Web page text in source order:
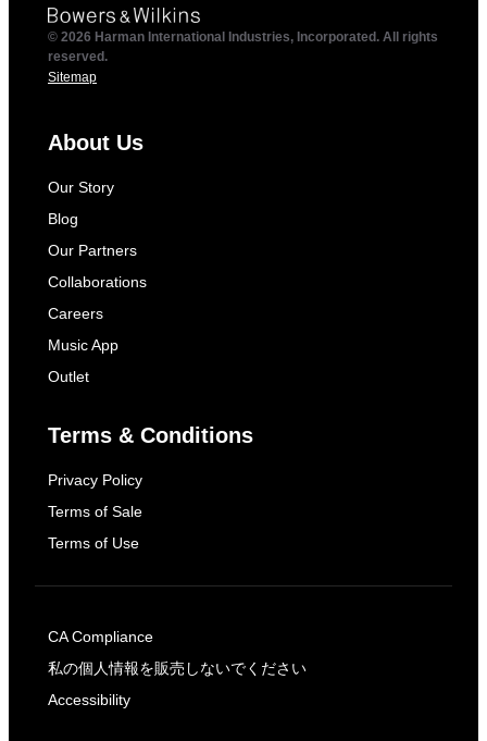
© 2026 Harman International Industries, Incorporated. All rights
reserved.
Sitemap
About Us
Our Story
Blog
Our Partners
Collaborations
Careers
Music App
Outlet
Terms & Conditions
Privacy Policy
Terms of Sale
Terms of Use
CA Compliance
私の個人情報を販売しないでください
Accessibility